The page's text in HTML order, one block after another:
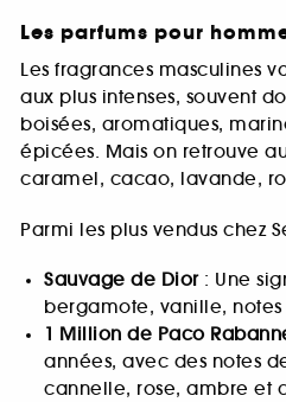
Les parfums pour
Les fragrances masculines
aux plus intenses, souvent
boisées, aromatiques,
épicées. Mais on retrouve
caramel, cacao, lavande,
Parmi les plus vendus chez
Sauvage de Dior: Une
bergamote, vanille,
1 Million de Paco
années, avec des notes
cannelle, rose, ambre et